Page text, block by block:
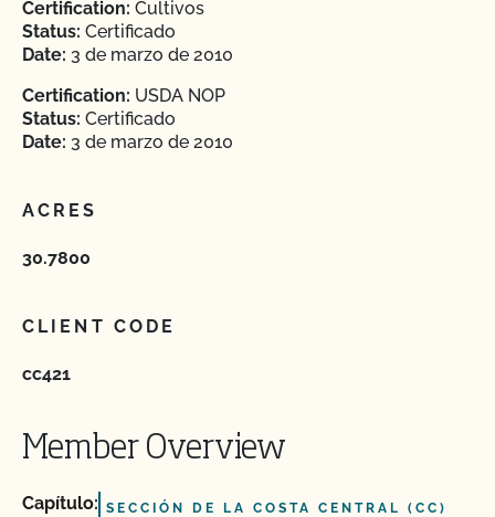
Certification: Cultivos
Status: Certificado
Date: 3 de marzo de 2010
Certification: USDA NOP
Status: Certificado
Date: 3 de marzo de 2010
ACRES
30.7800
CLIENT CODE
cc421
Member Overview
Capítulo: SECCIÓN DE LA COSTA CENTRAL (CC)